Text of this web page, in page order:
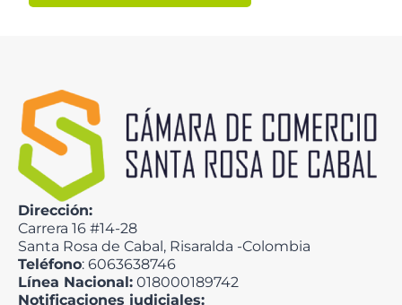
Dirección:
Carrera 16 #14-28
Santa Rosa de Cabal, Risaralda -Colombia
Teléfono: 6063638746
Línea Nacional: 018000189742
Notificaciones judiciales: